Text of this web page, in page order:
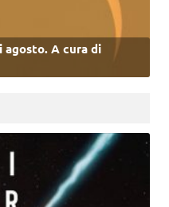
agosto. A cura di